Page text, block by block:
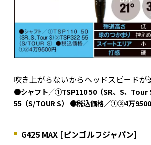
吹き上がらないからヘッドスピードが
●シャフト／①TSP110 50（SR、S、Tour
55（S/TOUR S） ●税込価格／①②4万
G425 MAX [ピンゴルフジャパン]